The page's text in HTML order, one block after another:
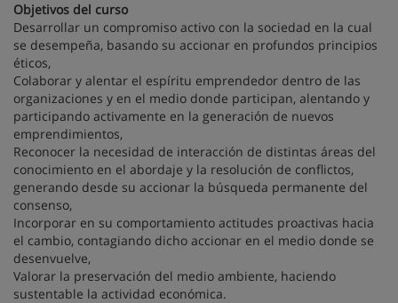
Objetivos del curso
Desarrollar un compromiso activo con la sociedad en la cual
se desempeña, basando su accionar en profundos principios
éticos,
Colaborar y alentar el espíritu emprendedor dentro de las
organizaciones y en el medio donde participan, alentando y
participando activamente en la generación de nuevos
emprendimientos,
Reconocer la necesidad de interacción de distintas áreas del
conocimiento en el abordaje y la resolución de conflictos,
generando desde su accionar la búsqueda permanente del
consenso,
Incorporar en su comportamiento actitudes proactivas hacia
el cambio, contagiando dicho accionar en el medio donde se
desenvuelve,
Valorar la preservación del medio ambiente, haciendo
sustentable la actividad económica.